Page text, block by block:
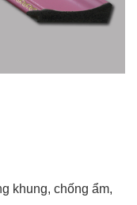
khung, chống ẩm,